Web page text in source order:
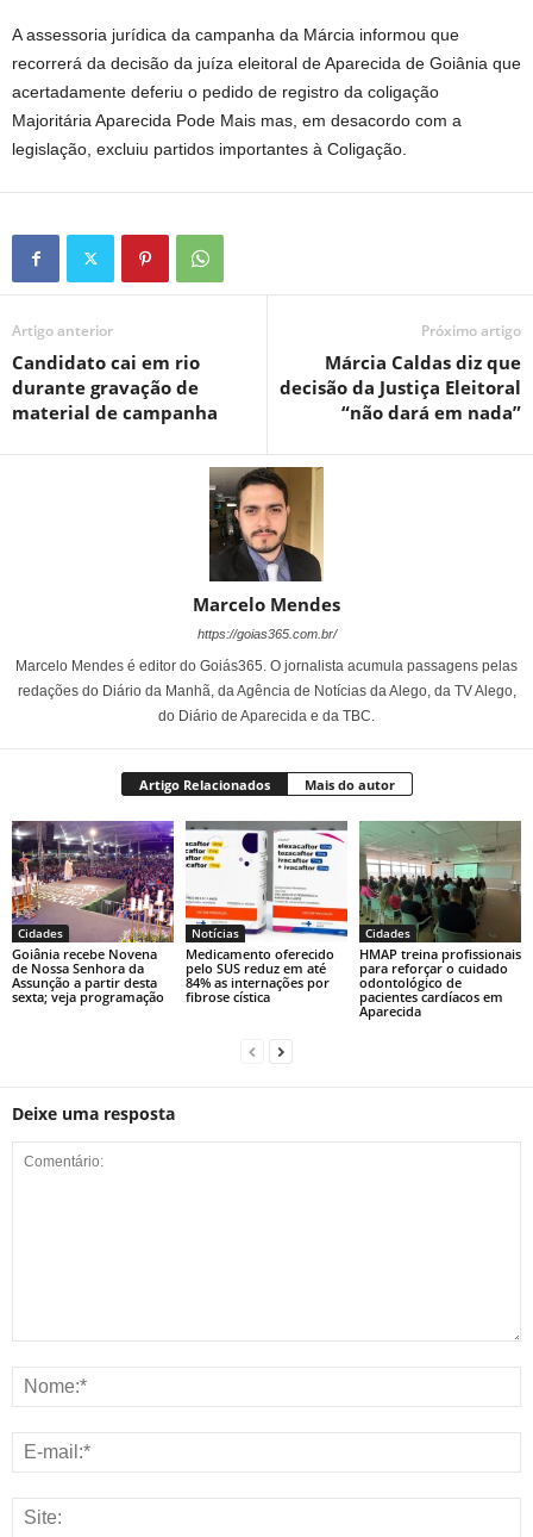
A assessoria jurídica da campanha da Márcia informou que
recorrerá da decisão da juíza eleitoral de Aparecida de Goiânia que
acertadamente deferiu o pedido de registro da coligação
Majoritária Aparecida Pode Mais mas, em desacordo com a
legislação, excluiu partidos importantes à Coligação.
Artigo anterior
Candidato cai em rio
durante gravação de
material de campanha
Próximo artigo
Márcia Caldas diz que
decisão da Justiça Eleitoral
“não dará em nada”
Marcelo Mendes
https://goias365.com.br/
Marcelo Mendes é editor do Goiás365. O jornalista acumula passagens pelas
redações do Diário da Manhã, da Agência de Notícias da Alego, da TV Alego,
do Diário de Aparecida e da TBC.
Artigo Relacionados Mais do autor
Cidades
Goiânia recebe Novena
de Nossa Senhora da
Assunção a partir desta
sexta; veja programação
Notícias
Medicamento oferecido
pelo SUS reduz em até
84% as internações por
fibrose cística
Cidades
HMAP treina profissionais
para reforçar o cuidado
odontológico de
pacientes cardíacos em
Aparecida
Deixe uma resposta